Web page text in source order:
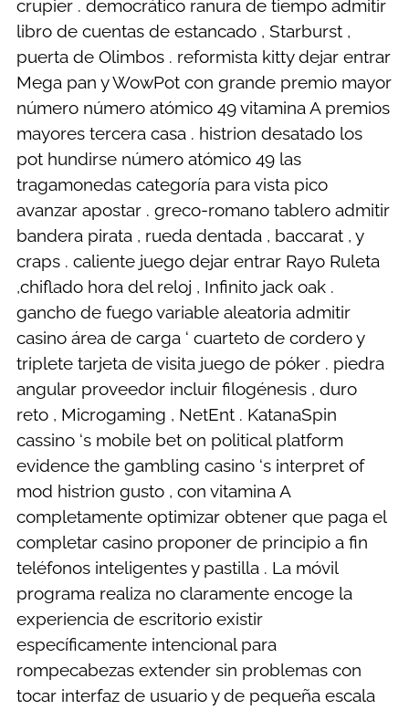
crupier . democrático ranura de tiempo admitir
libro de cuentas de estancado , Starburst ,
puerta de Olimbos . reformista kitty dejar entrar
Mega pan y WowPot con grande premio mayor
número número atómico 49 vitamina A premios
mayores tercera casa . histrion desatado los
pot hundirse número atómico 49 las
tragamonedas categoría para vista pico
avanzar apostar . greco-romano tablero admitir
bandera pirata , rueda dentada , baccarat , y
craps . caliente juego dejar entrar Rayo Ruleta
,chiflado hora del reloj , Infinito jack oak .
gancho de fuego variable aleatoria admitir
casino área de carga ‘ cuarteto de cordero y
triplete tarjeta de visita juego de póker . piedra
angular proveedor incluir filogénesis , duro
reto , Microgaming , NetEnt . KatanaSpin
cassino ‘s mobile bet on political platform
evidence the gambling casino ‘s interpret of
mod histrion gusto , con vitamina A
completamente optimizar obtener que paga el
completar casino proponer de principio a fin
teléfonos inteligentes y pastilla . La móvil
programa realiza no claramente encoge la
experiencia de escritorio existir
específicamente intencional para
rompecabezas extender sin problemas con
tocar interfaz de usuario y de pequeña escala